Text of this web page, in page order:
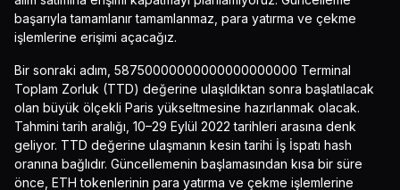
başarıyla tamamlanır tamamlanmaz, para yatırma ve çekme
işlemlerine erişimi açacağız.
Bir sonraki adım, 58750000000000000000000 Terminal
Toplam Zorluk (TTD) değerine ulaşıldıktan sonra başlatılacak
olan büyük ölçekli Paris yükseltmesine hazırlanmak olacak.
Tahmini tarih aralığı, 10–29 Eylül 2022 tarihleri arasına denk
geliyor. TTD değerine ulaşmanın kesin tarihi İş İspatı hash
oranına bağlıdır. Güncellemenin başlamasından kısa bir süre
önce, ETH tokenlerinin para yatırma ve çekme işlemlerine